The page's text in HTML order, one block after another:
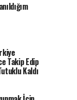
Takip Edip
Kaldı